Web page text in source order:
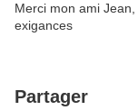
Merci mon ami
exigances
Partager